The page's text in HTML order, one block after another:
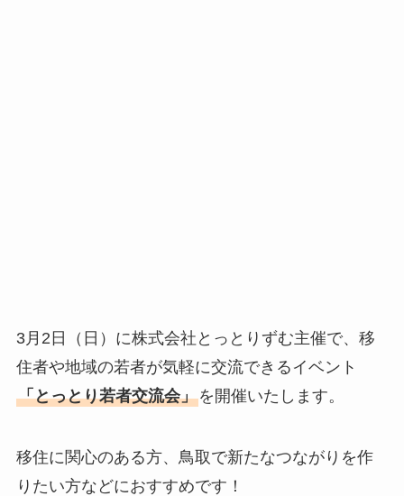
3月2日（日）に株式会社とっとりずむ主催で、移
住者や地域の若者が気軽に交流できるイベント
「とっとり若者交流会」を開催いたします。
移住に関心のある方、鳥取で新たなつながりを作
りたい方などにおすすめです！